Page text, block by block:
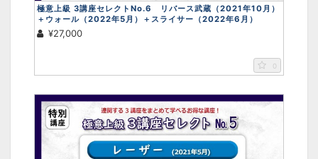
極意上級 3講座セレクトNo.6 リバース武蔵（2021年10月）
＋ウォール（2022年5月）＋スライサー（2022年6月）
¥27,000
0